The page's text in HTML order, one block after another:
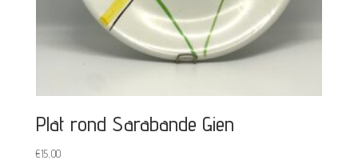
Plat rond Sarabande Gien
€15,00